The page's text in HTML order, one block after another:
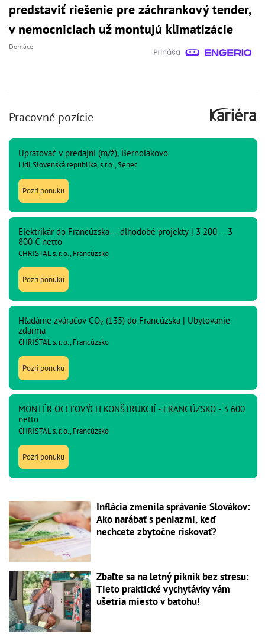
predstaviť riešenie pre záchrankový tender,
v nemocniciach už montujú klimatizácie
Domáce
Pracovné pozície
Upratovač v predajni (m/ž), Bernolákovo
Lidl Slovenská republika, s.r.o., Senec
Pozri ponuku
Elektrikár do Francúzska – dlhodobé projekty | 3 200 – 3
800 € netto
CHRISTAL s. r. o., Francúzsko
Pozri ponuku
Hľadáme zváračov CO₂ (135) do Francúzska | Ubytovanie
zdarma
CHRISTAL s. r. o., Francúzsko
Pozri ponuku
MONTÉR OCEĽOVÝCH KONŠTRUKCIÍ - FRANCÚZSKO - 3 600
netto
CHRISTAL s. r. o., Francúzsko
Pozri ponuku
Inflácia zmenila správanie Slovákov:
Ako narábať s peniazmi, keď
nechcete zbytočne riskovať?
Zbaľte sa na letný piknik bez stresu:
Tieto praktické vychytávky vám
ušetria miesto v batohu!